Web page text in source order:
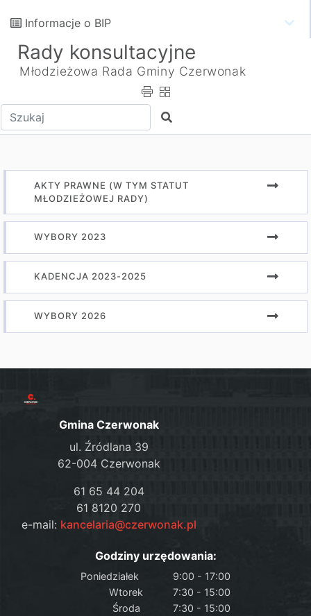
Informacje o BIP
Rady konsultacyjne
Młodzieżowa Rada Gminy Czerwonak
Wpisz tekst do wyszukania Szukaj
AKTY PRAWNE (W TYM STATUT
MŁODZIEŻOWEJ RADY)
WYBORY 2023
KADENCJA 2023-2025
WYBORY 2026
Gmina Czerwonak
ul. Źródlana 39
62-004 Czerwonak
61 65 44 204
61 8120 270
e-mail: kancelaria@czerwonak.pl
Godziny urzędowania:
Poniedziałek
9:00 - 17:00
Wtorek
7:30 - 15:00
Środa
7:30 - 15:00